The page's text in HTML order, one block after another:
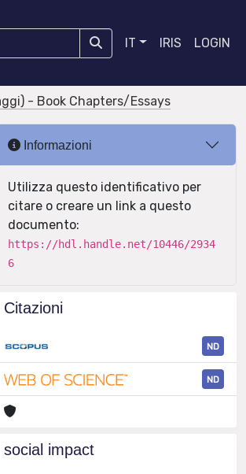
IT IRIS LOGIN
- Book Chapters/Essays
Informazioni
Utilizza questo identificativo per
citare o creare un link a questo
documento:
https://hdl.handle.net/10446/2934
6
Citazioni
ND
ND
social impact